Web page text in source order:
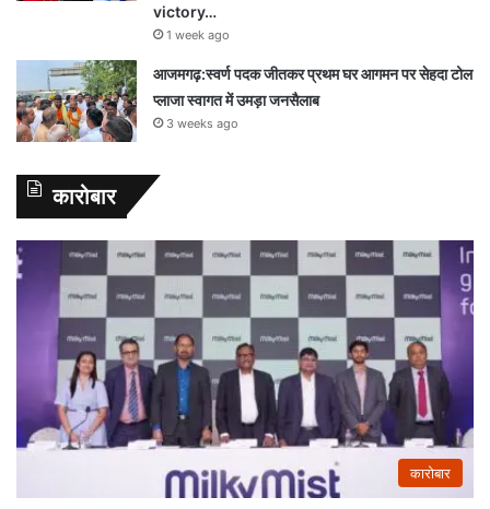
victory…
1 week ago
आजमगढ़:स्वर्ण पदक जीतकर प्रथम घर आगमन पर सेहदा टोल
प्लाजा स्वागत में उमड़ा जनसैलाब
3 weeks ago
कारोबार
कारोबार